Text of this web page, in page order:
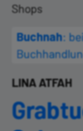
Shops
Buchnah:
LINA ATFAH